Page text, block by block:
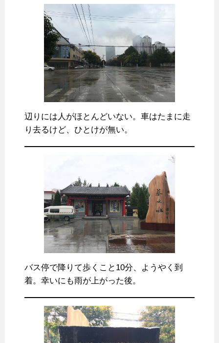
辺りには人がほとんどいない。車はたまに走
り去るけど、ひとけが無い。
バス停で降りて歩くこと10分、ようやく到
着。幸いにも雨が上がった後。